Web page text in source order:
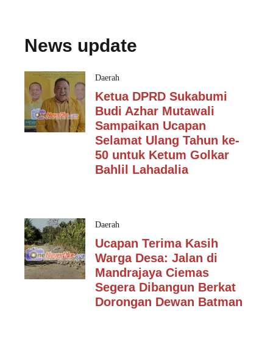
News update
Daerah
Ketua DPRD Sukabumi
Budi Azhar Mutawali
Sampaikan Ucapan
Selamat Ulang Tahun ke-
50 untuk Ketum Golkar
Bahlil Lahadalia
Daerah
Ucapan Terima Kasih
Warga Desa: Jalan di
Mandrajaya Ciemas
Segera Dibangun Berkat
Dorongan Dewan Batman